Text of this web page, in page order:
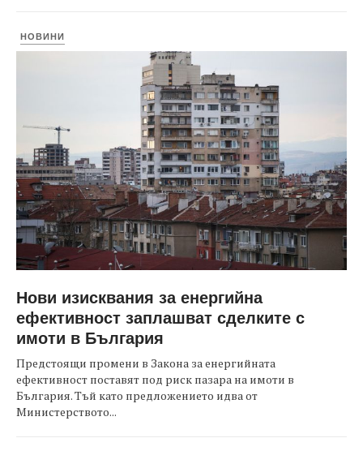
НОВИНИ
Нови изисквания за енергийна
ефективност заплашват сделките с
имоти в България
Предстоящи промени в Закона за енергийната
ефективност поставят под риск пазара на имоти в
България. Тъй като предложението идва от
Министерството...